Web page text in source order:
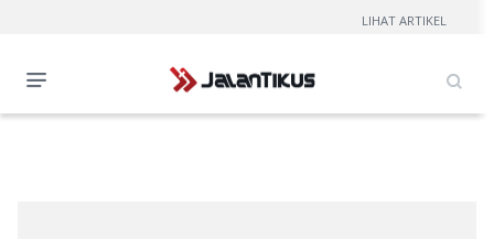
LIHAT ARTIKEL